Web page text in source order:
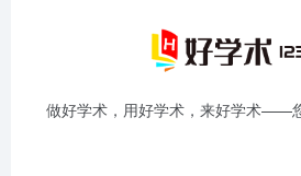
做好学术，用好学术，来好学术——